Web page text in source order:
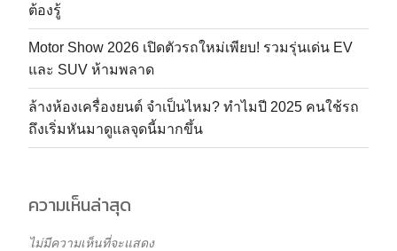
ต้องรู้
Motor Show 2026 เปิดตัวรถใหม่เพียบ! รวมรุ่นเด่น EV
และ SUV ห้ามพลาด
ล้างห้องเครื่องยนต์ จำเป็นไหม? ทำไมปี 2025 คนใช้รถ
ถึงเริ่มหันมาดูแลจุดนี้มากขึ้น
ความเห็นล่าสุด
ไม่มีความเห็นที่จะแสดง